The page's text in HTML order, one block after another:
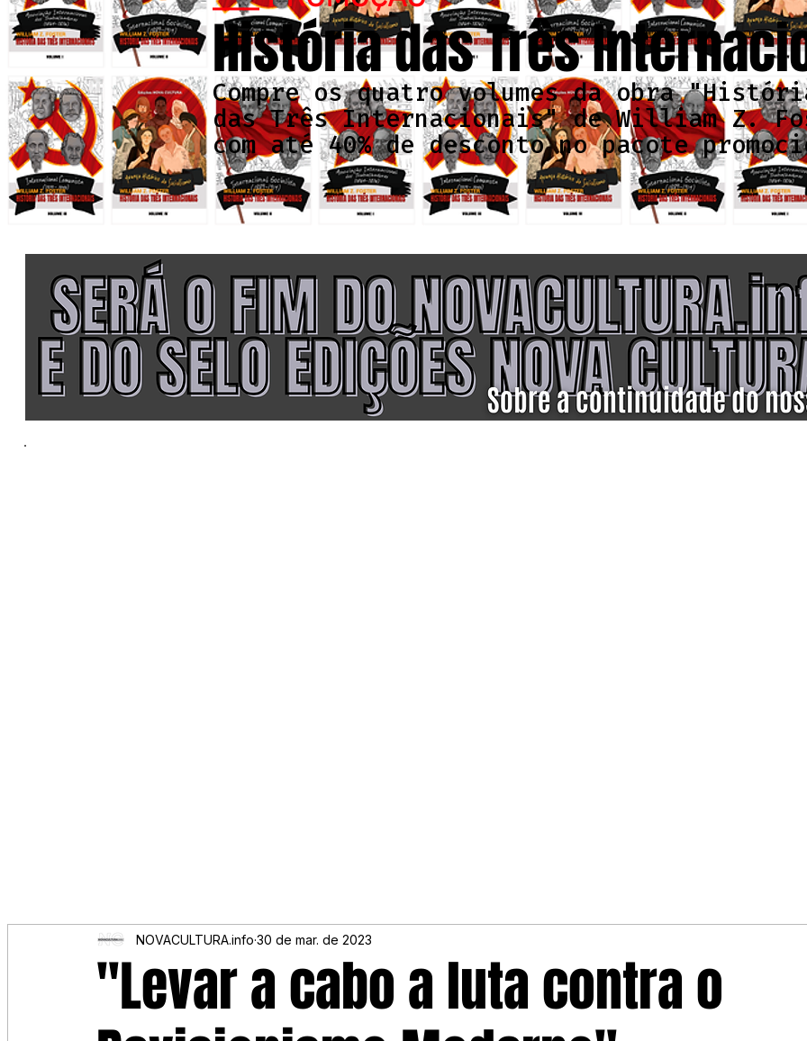
Compre os quatro volumes da obra
das Três Internacionais" de William Z.
com até 40% de desconto no pacote
História das Três
"Levar a cabo a luta contra o
NOVACULTURA.info 30 de mar. de 2023